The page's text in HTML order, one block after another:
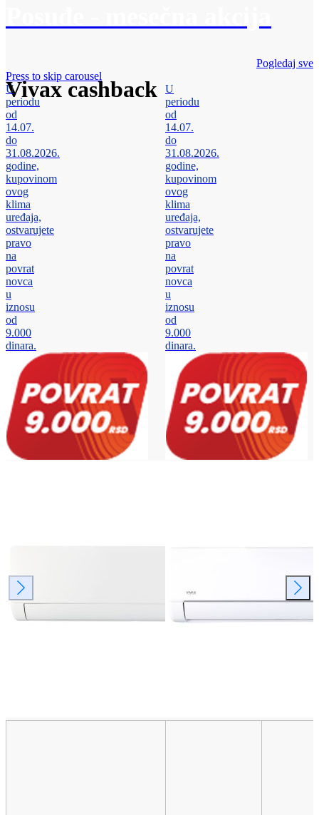
Vivax cashback
Pogledaj sve
Press to skip carousel
U
periodu
od
14.07.
do
31.08.2026.
godine,
kupovinom
ovog
klima
uređaja,
ostvarujete
pravo
na
povrat
novca
u
iznosu
od
9.000
dinara.
U
periodu
od
14.07.
do
31.08.2026.
godine,
kupovinom
ovog
klima
uređaja,
ostvarujete
pravo
na
povrat
novca
u
iznosu
od
9.000
dinara.